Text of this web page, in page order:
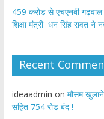
459 करोड़ से एचएनबी गढ़वाल
शिक्षा मंत्री धन सिंह रावत ने
Recent
ideaadmin on मौसम खुलाने
सहित 754 रोड बंद !